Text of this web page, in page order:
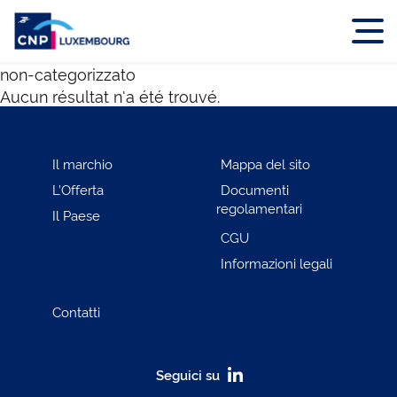
non-categorizzato
Aucun résultat n'a été trouvé.
Il marchio
L’Offerta
Il Paese
Contatti
Mappa del sito
Documenti
regolamentari
CGU
Informazioni legali
Seguici su